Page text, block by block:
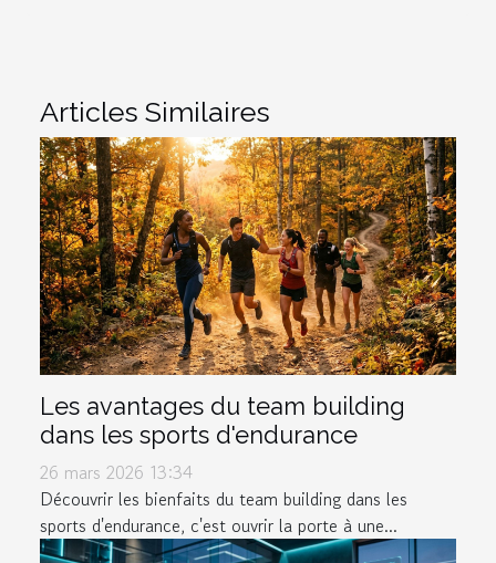
Articles Similaires
Les avantages du team building
dans les sports d'endurance
26 mars 2026 13:34
Découvrir les bienfaits du team building dans les
sports d'endurance, c'est ouvrir la porte à une...